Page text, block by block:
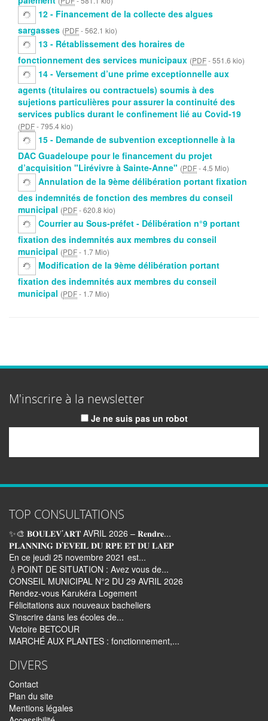
12 - Financement de la collecte des algues
sargasses (PDF-562.1 kio)
13 - Rétablissement des horaires de
fonctionnement des services municipaux (PDF-551.6 kio)
14 - Versement d’une prime exceptionnelle aux
agents (titulaires ou contractuels) soumis à des
sujetions particulières pour assurer la continuité des
services publics durant le confinement lié au Covid-19
(PDF-795.4 kio)
15 - Demande de subvention exceptionnelle à la
DAC Guadeloupe pour le financement du projet
d’acquisition "Lirévivre à Sainte-Anne" (PDF-4.5 Mio)
Annulation de la 9ème délibération portant fixation
des indemnités de fonction des membres du conseil
municipal (PDF-620.8 kio)
Courrier au Sous-préfet - Délibération n°9 portant
fixation des indemnités aux membres du conseil
municipal (PDF- 1.7 Mio)
Modification de la 9ème délibération portant
fixation des indemnités aux membres du conseil
municipal (PDF- 1.7 Mio)
M'inscrire à la newsletter
Je ne suis pas un robot
TOP CONSULTATIONS
✨🎨 𝐁𝐎𝐔𝐋𝐄𝐕’𝐀𝐑𝐓 AVRIL 2026 – 𝐑𝐞𝐧𝐝𝐫𝐞...
𝐏𝐋𝐀𝐍𝐍𝐈𝐍𝐆 𝐃’𝐄𝐕𝐄𝐈𝐋 𝐃𝐔 𝐑𝐏𝐄 𝐄𝐓 𝐃𝐔 𝐋𝐀𝐄𝐏
En ce jeudi 25 novembre 2021 est...
💧POINT DE SITUATION : Avez vous de...
CONSEIL MUNICIPAL N°2 DU 29 AVRIL 2026
Rendez-vous Karukéra Logement
Félicitations aux nouveaux bacheliers
S’inscrire dans les écoles de...
Victoire BETCOUR
MARCHÉ AUX PLANTES : fonctionnement,...
DIVERS
Contact
Plan du site
Mentions légales